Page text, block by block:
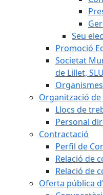
Seu
Promoció
Societat
de Lillet,
Organització
Llocs de
Personal
Contractació
Perfil de
Relació de
Relació de
Oferta pública